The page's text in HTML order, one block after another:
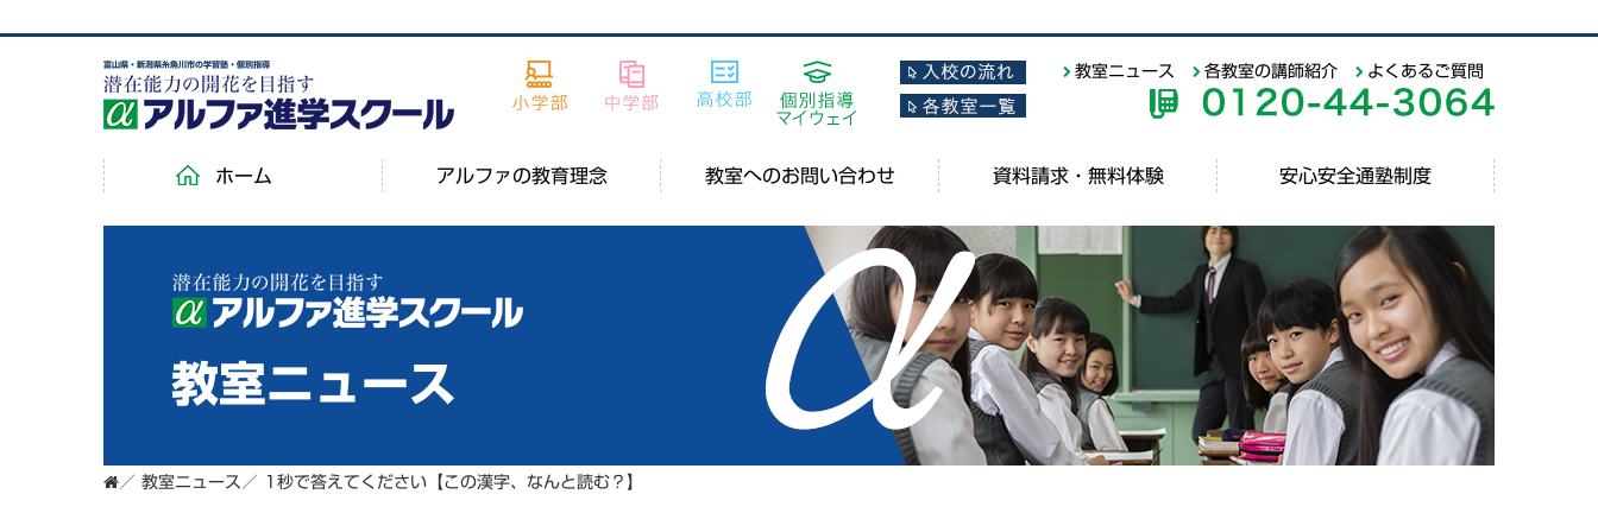
富山県・新潟県糸魚川市の学習塾・個別指導 教室ニュース 各教室の講師紹介 よくあるご質問
ホーム アルファの教育理念 教室へのお問い合わせ 資料請求・無料体験 安心安全通塾制度
教室ニュース
／ 教室ニュース ／ 1秒で答えてください【この漢字、なんと読む？】